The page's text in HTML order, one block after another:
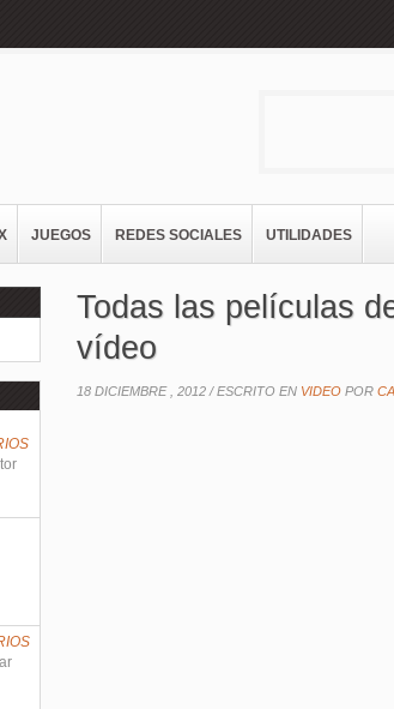
JUEGOS REDES SOCIALES UTILIDADES
Todas las películas
vídeo
18 DICIEMBRE , 2012 /ESCRITO EN VIDEO POR